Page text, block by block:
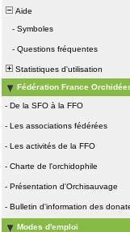
Aide
- Symboles
- Questions fréquentes
Statistiques d'utilisation
Fédération France
- De la SFO à la FFO
- Les associations fédérées
- Les activités de la FFO
- Charte de l'orchidophile
- Présentation d'Orchisauvage
- Bulletin d'information des
Modes d'emploi